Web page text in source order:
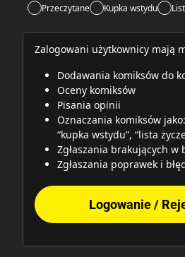
Przeczytane Kupka wstydu
Zalogowani użytkownicy mają
Dodawania komiksów do
Oceny komiksów
Pisania opinii
Oznaczania komiksów
“kupka wstydu”, “lista
Zgłaszania brakujących w
Zgłaszania poprawek i
Logowanie /